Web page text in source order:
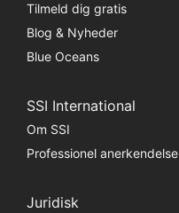
Tilmeld dig gratis
Blog & Nyheder
Blue Oceans
SSI International
Om SSI
Professionel anerkendelse
Juridisk